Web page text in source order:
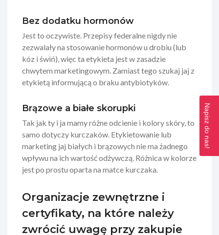
Bez dodatku hormonów
Jest to oczywiste. Przepisy federalne nigdy nie
zezwalały na stosowanie hormonów u drobiu (lub
kóz i świń), więc ta etykieta jest w zasadzie
chwytem marketingowym. Zamiast tego szukaj jaj z
etykietą informującą o braku antybiotyków.
Brązowe a białe skorupki
Tak jak ty i ja mamy różne odcienie i kolory skóry, to
samo dotyczy kurczaków. Etykietowanie lub
marketing jaj białych i brązowych nie ma żadnego
wpływu na ich wartość odżywczą. Różnica w kolorze
jest po prostu oparta na matce kurczaka.
Organizacje zewnętrzne i
certyfikaty, na które należy
zwrócić uwagę przy zakupie
Napisz do nas!